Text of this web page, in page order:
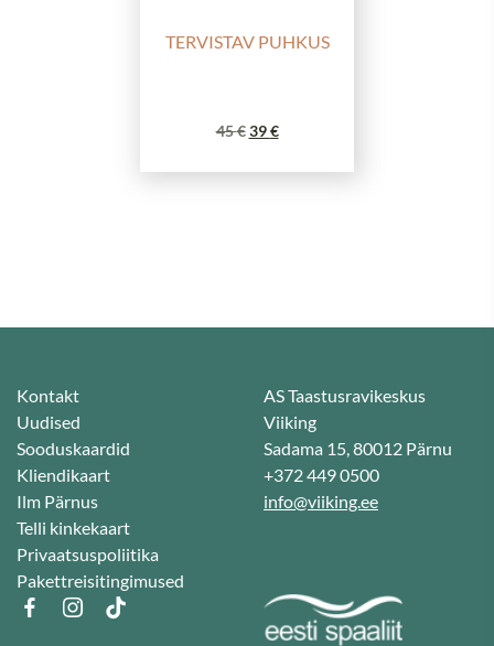
TERVISTAV PUHKUS
45€ Algne
39€Praegune
Kontakt
Uudised
Sooduskaardid
Kliendikaart
Ilm Pärnus
Telli kinkekaart
Privaatsuspoliitika
Pakettreisitingimused
AS Taastusravikeskus
Viiking
Sadama 15, 80012 Pärnu
+372 449 0500
info@viiking.ee